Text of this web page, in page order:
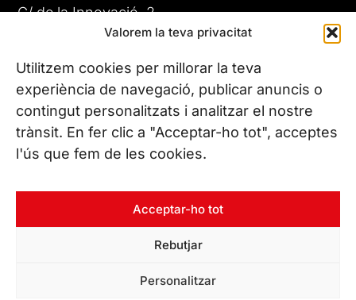
Valorem la teva privacitat
Utilitzem cookies per millorar la teva
experiència de navegació, publicar anuncis o
contingut personalitzats i analitzar el nostre
trànsit. En fer clic a "Acceptar-ho tot", acceptes
l'ús que fem de les cookies.
Acceptar-ho tot
Rebutjar
Personalitzar
C/ de la Innovació, 2
08225 Terrassa, (Barcelona)
Coneix les nostres seus
CONTACTA’NS
Tel. (+34) 937 882 300